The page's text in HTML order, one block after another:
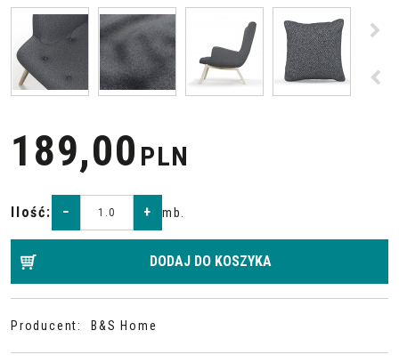
<
189,00 PLN
Ilość: − + mb.
DODAJ DO KOSZYKA
Producent: B&S Home